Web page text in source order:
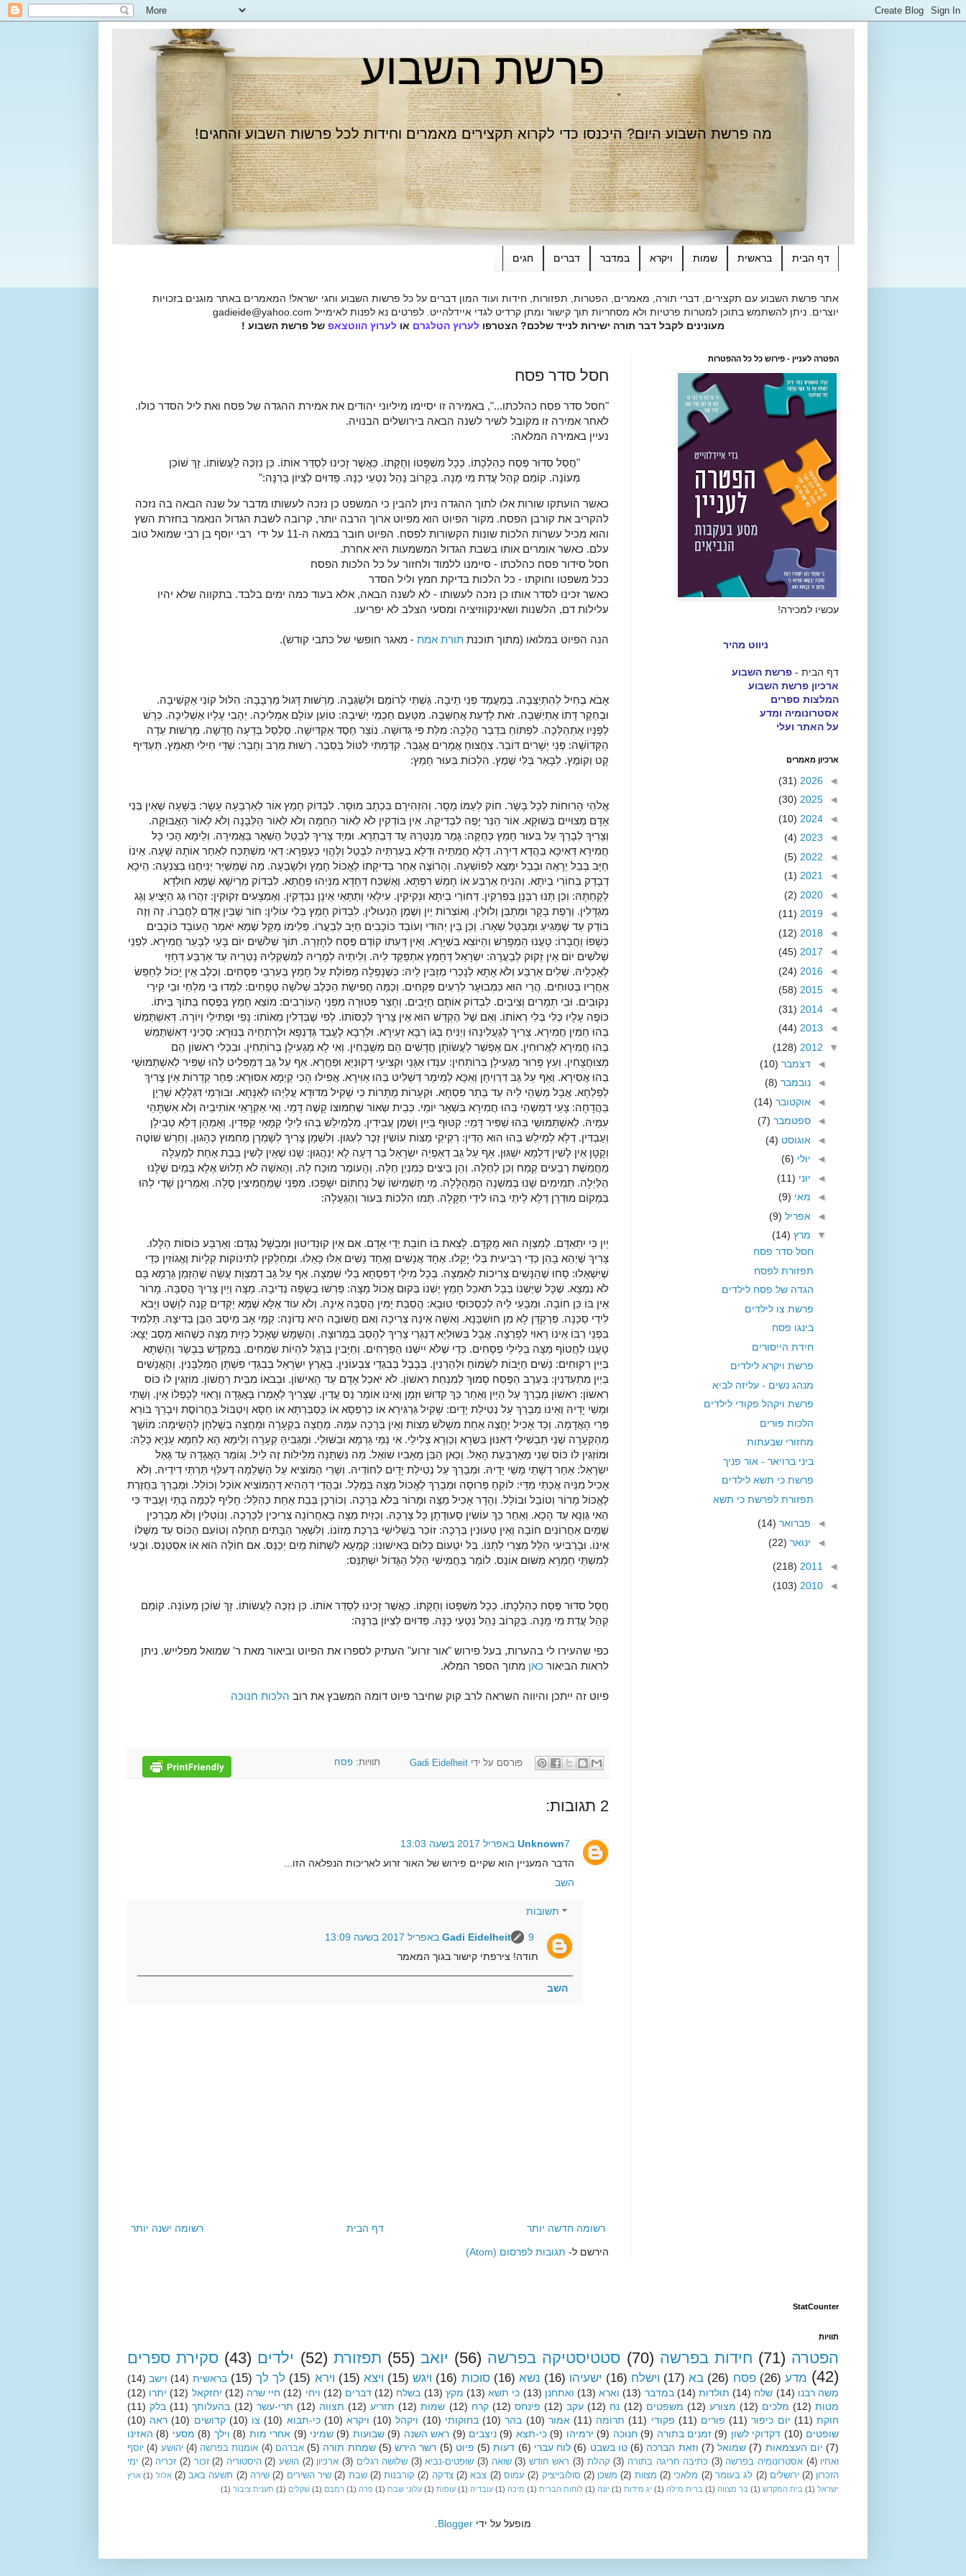
פרשת השבוע
מה פרשת השבוע היום? היכנסו כדי לקרוא תקצירים מאמרים וחידות לכל פרשות השבוע והחגים!
דף הבית בראשית שמות ויקרא במדבר דברים חגים
אתר פרשת השבוע עם תקצירים, דברי תורה, מאמרים, הפטרות, תפזורות, חידות ועוד המון דברים על כל פרשות השבוע וחגי ישראל! המאמרים באתר מוגנים בזכויות
יוצרים. ניתן להשתמש בתוכן למטרות פרטיות ולא מסחריות תוך קישור ומתן קרדיט לגדי איידלהייט. לפרטים נא לפנות לאימייל gadieide@yahoo.com
מעונינים לקבל דבר תורה ישירות לנייד שלכם? הצטרפו לערוץ הטלגרם או לערוץ הווטצאפ של פרשת השבוע !
חסל סדר פסח
"חסל סדר פסח כהלכתו...", באמירה זו יסיימו מיליוני יהודים את אמירת ההגדה של פסח ואת ליל הסדר כולו.
לאחר אמירה זו מקובל לשיר לשנה הבאה בירושלים הבנויה.
נעיין באמירה המלאה:
"חֲסַל סִדּוּר פֶּסַח כְּהִלְכָתוֹ. כְּכָל מִשְׁפָּטוֹ וְחֻקָּתוֹ. כַּאֲשֶׁר זָכִינוּ לְסַדֵּר אוֹתוֹ. כֵּן נִזְכֶּה לַעֲשׂוֹתוֹ. זָךְ שׁוֹכֵן
מְעוֹנָה. קוֹמֵם קְהַל עֲדַת מִי מָנָה. בְּקָרוֹב נַהֵל נִטְעֵי כַנָּה. פְּדוּיִם לְצִיּוֹן בְּרִנָּה:"
כאשר הועתקו שורות אלו לתוך ההגדה ניתן להבין כי המשפט כן נזכה לעשותו מדבר על שנה הבאה בה נזכה
להקריב את קורבן הפסח. מקור הפיוט הוא מפיוט ארוך הרבה יותר, קרובה לשבת הגדול הנאמר בחזרת השץ
והוא מכיל עשרות הלכות שונות הקשורות לפסח. הפיוט חובר במאה ה-11 על ידי רבי יוסף בן רבי שמואל טוב
עלם. כאשר אומרים אותו בשבת הגדול המשמעות היא אחרת.
חסל סידור פסח כהלכתו - סיימנו ללמוד ולחזור על כל הלכות הפסח
ככל משפטו וחוקתו - כל הלכות בדיקת חמץ וליל הסדר
כאשר זכינו לסדר אותו כן נזכה לעשותו - לא לשנה הבאה, אלא בעוד כמה ימים בלבד. בתקווה שלא יהיו
עלילות דם, הלשנות ושאינקווזיציה ומסעי הצלב לא יפריעו.
הנה הפיוט במלואו (מתוך תוכנת תורת אמת - מאגר חופשי של כתבי קודש).
אָבֹא בְחִיל לְהִתְיַצְּבָה. בְּמַעֲמַד פְּנֵי תֵיבָה. גַּשְׁתִּי לְרוֹמֵם וּלְשַׂגְּבָה. מֵרְשׁוּת דָּגוּל מֵרְבָבָה: הִלּוּל קוֹנִי אַקְשִׁיבָה.
וּבְחֵקֶר דָּתוֹ אֶתְיַשְּׁבָה. זֹאת לָדַעַת אֲחַשְּׁבָה. מִטַּעַם חַכְמֵי יְשִׁיבָה: טוֹעֵן עוֹלָם אַמְלִיכָה. יְהָבִי עָלָיו אַשְׁלִיכָה. כְּרָשׁ
לְפָנָיו אֶתְהַלְּכָה. לִפְתּוֹחַ בִּדְבַר הֲלָכָה: מִלַּת פִּי גְּדוּשָׁה. נוֹצֵר חֶסֶד אַקְדִּישָׁה. סַלְסֵל בְּדֵעָה חֲדָשָׁה. מֵרְשׁוּת עֵדָה
הַקְּדוֹשָׁה: פְּנֵי יְשָׁרִים דּוֹבֵר. צִחֲצוּחַ אֲמָרִים אֲגַבֵּר. קִדַמְתִּי לִטּוֹל בְּסֵבֶר. רְשׁוּת מֵרַב וְחָבֵר: שַׁדַּי חֵילִי תְּאַמֵּץ. תַּעְדִּיף
קָט וְקוֹמֶץ. לְבָאֵר בְּלִי שֶׁמֶץ. הִלְכוֹת בִּעוּר חָמֵץ:
אֱלֹהֵי הָרוּחוֹת לְכָל בָּשָׂר. חוֹק לְעַמּוֹ מָסָר. וְהִזְהִירָם בִּכְתָב מוּסָר. לִבְדּוֹק חָמֵץ אוֹר לְאַרְבָּעָה עָשָׂר: בְּשָׁעָה שֶׁאֵין בְּנֵי
אָדָם מְצוּיִים בְּשׁוּקָא. אוֹר הַנֵּר יָפֶה לִבְדִיקָה. אֵין בּוֹדְקִין לֹא לְאוֹר הַחַמָּה וְלֹא לְאוֹר הַלְּבָנָה וְלֹא לְאוֹר הָאֲבוּקָה.
וְצָרִיךְ לְבָרֵךְ עַל בִּעוּר חָמֵץ כְּחֻקָּה: גָּמַר מְנַטְּרֵהּ עַד דְּבַתְרָא. וּמִיַד צָרִיךְ לְבַטֵל הַשְׁאָר בַּאֲמִירָה. וְלֵימָא הָכִי כָּל
חֲמִירָא דְּאִיכָּא בַּהֲדָא דִירָה. דְּלָא חֲמִתֵּיהּ וּדְלָא בִעַרְתֵּיהּ לִבָּטֵל וְלֶהֱוֵי כְּעַפְרָא: דְּאִי מִשְׁתַּכַּח לְאַחַר אוֹתָהּ שָׁעָה. אֵינוֹ
חַיָּב בְּבַל יֵרָאֶה וּבְבַל יִמָּצֵא לְפוֹשְׁעָה. וְהָרוֹצֶה אַחַר בְּדִיקָתוֹ לֶאֱכוֹל חָמֵץ וּלְשָׂבְעָה. מַה שֶׁמְּשַׁיֵּר יַנִּיחֶנּוּ בְּצִנְעָה: הֵיכָא
דְבָדַק בְּחוֹרֵי בֵיתָא. וְהִנִיחַ אַרְבַּע אוֹ חָמֵשׁ רִפְתָּא. וְאַשְׁכַּח דְּחָדָא מִנַּיְהוּ פַּחֲתָא. לִבְדּוֹק מֵרֵישָׁא שֶׁמָּא חוּלְדָא
לְקָחַתָּהּ: וְכֵן תָּנוּ רַבָּנָן בְּפִרְקִין. דְּחוֹרֵי בֵיתָא וּנְקִיקִין. עִילָאֵי וְתַתָּאֵי אֵינָן נִבְדָּקִין. וְאֶמְצָעִים זְקוּקִין: זִהֲרוּ גַּג הַיָּצִיעַ וְגַג
מִגְדָּלִין. וְרֶפֶת בָּקָר וּמַתְבֵּן וְלוּלִין. וְאוֹצְרוֹת יַיִן וְשֶׁמֶן הַנְעוּלִין. לִבְדּוֹק חָמֵץ בְּלִי עוֹלִין: חוֹר שֶׁבֵּין אָדָם לַחֲבֵרוֹ. זֶה וְזֶה
בּוֹדֵק עַד שֶׁמַּגִיעַ וּמְבַטֵּל שְׁאָרוֹ. וְכֵן בֵּין יְהוּדִי וְעוֹבֵד כּוֹכָבִים חַיָּב לְבַעֲרוֹ. פְּלֵימוֹ מֵקַל שֶׁמָּא יֹאמַר הָעוֹבֵד כּוֹכָבִים
כְּשָׁפוֹ וַחֲבָרוֹ: טָעֲנוּ הַמְפָרֵשׁ וְהַיּוֹצֵא בִשְׁיָרָא. וְאֵין דַּעְתּוֹ קוֹדֶם פֶּסַח לְחָזְרָה. תּוֹךְ שְׁלֹשִׁים יוֹם בָּעֵי לְבָעֵר חֲמִירָא. לִפְנֵי
שְׁלֹשִׁים יוֹם אֵין זָקוּק לְבַעֲרָה: יִשְׂרָאֵל דְּחָמֵץ אִתְפַּקֵּד לֵיהּ. וְלֵיתֵיהּ לְמָרֵיהּ לְמִשְׁקְלֵיהּ נַטְרֵיהּ עַד אַרְבַּע דְּחָזֵי
לְאָכְלֵיהּ. שְׁלִים אַרְבַּע וְלֹא אָתָא לְנָכְרִי מְזַבִּין לֵיהּ: כְּשֶׁנָפְלָה מַפּוֹלֶת עַל חָמֵץ בְּעַרְבֵי פְּסָחִים. וְכֶלֶב אֵין יָכוֹל לְחַפֵּשׂ
אַחֲרָיו בְּטוּחִים. הֲרֵי הוּא כִּמְבוּעָר לְרֵעִים פִּקְחִים. וְכַמָּה חֲפִישַׂת הַכֶּלֶב שְׁלֹשָׁה טְפָחִים: לִמְּדוּ בֵּי מִלְחֵי וּבֵי קִירֵי
נְקוּבִים. וּבֵי תְמָרִים וְצִיבִים. לִבְדוֹק אוֹתָם חַיָּבִים. וְחָצֵר פְּטוּרָה מִפְּנֵי הָעוֹרְבִים: מוֹצֵא חָמֵץ בַּפֶּסַח בְּתוֹךְ בֵּיתוֹ.
כּוֹפֶה עָלָיו כֶּלִי בְּלִי רְאוֹתוֹ. וְאִם שֶׁל הֶקְדֵּשׁ הוּא אֵין צָרִיךְ לְכַסּוֹתוֹ. לְפִי שֶׁבְּדֵלִין מֵאוֹתוֹ: נָפֵי וּפַתִּילֵי וְיוֹרָה. דְּאִשְׁתַּמֵּשׁ
בְּהוּ חַמִּין חֲמִירָא. צָרִיךְ לְגַעֲלִינְהוּ וְיַנִּיחַ בְּגוֹ רַבָּא זְעֵירָא. וּלְרַבָּא לֶעֱבַד גְּדַנְפָא וּלְרַתְחֵיהּ בְּנוּרָא: סַכִּינֵי דְּאִשְׁתַּמֵּשׁ
בְּהוּ חֲמִירָא לַאֲרוּחִין. אִם אֶפְשַׁר לַעֲשׂוֹתָן חֲדָשִׁים הֵם מְשֻׁבָּחִין. וְאִי לָא מַגְעִילָן בְּרוֹתְחִין. וּבִכְלִי רִאשׁוֹן הֵם
מְצוּחֲצָחִין. וְעֵץ פָּרוּר מַגְעִילָן בְּרוֹתְחִין: עִנְּדוּ אַגָּנֵי וּקְצִיעֵי דְקוּנְיָא וּפַחֲרָא. אַף עַל גַּב דְּמַפְלִיט לְהוּ שַׁפִּיר לְאִשְׁתַּמּוּשֵׁי
בְהוּ אֲסִירָא. וְאַף עַל גַּב דִּרְוִיחָן וְאִכָּא לְמֵימָר דְּשַׁלִּיט בְּהוּ אַוִּירָא. אֲפִילוּ הָכִי קַיְמָא אִסּוּרָא: פְּחַר קְדֵרוֹת אֵין צָרִיךְ
לְפַלְחָא. אֲבָל מַשְׁהֵי לֵיהּ עַד בָּתַר פִּסְחָא. וּקְעָרוֹת מֻתָּרוֹת כִּי שָׁקִיל מִדּוּדָא עֲלַיְהוּ לְאַנָּחָא. וּבוּרְמֵי דִּגְלָלָא שַׁרְיָן
בַּהֲדָחָה: צָעֵי דְמַשְׁהֵי בְּהוּ חֲמִירָא בִּשְׁאָר יוֹמֵי. כְּבֵית שְׂאוֹר שֶׁחִמּוּצוֹ קָשֶׁה דָּמֵי. וְאִי אַקְרָאֵי אוֹתִיבֵיהּ וְלֹא אִשְׁתָּהֵי
עִמֵּיהּ. לְאִשְׁתַּמּוּשֵׁי בְּהוּ שַׁפִּיר דָּמֵי: קִטּוּף בְּיַיִן וְשֶׁמֶן עֲבִידִין. מִלְמֵילַשׁ בְּהוּ לֵילֵי קַמָּאֵי קַפְּדִין. וְאַמְהָן דְּלָא טְבִילָן
וְעַבְדִּין. דְלָא לְמֵילַשׁ בְּהוּ הוּא הַדִּין: רְקִיקֵי מַצּוֹת עוֹשִׂין זֵכֶר לְעִגּוּן. וְלִשְׁמָן צָרִיךְ לְשָׁמְרָן מֵחִמּוּץ כְּהָגוּן. וְחֵרֵשׁ שׁוֹטֶה
וְקָטָן אֵין לָשִׁין דִּלְמָא יִשְׁגּוּן. אַף עַל גַּב דְאַפְיֵה יִשְׂרָאֵל בַּר דֵּעָה לָא יְנַהֲגוּן: שָׁנוּ שֶׁאֵין לָשִׁין בְּבַת אַחַת לְמַעְלָה
מֵחֲמֵשֶׁת רְבָעִים קֶמַח וְכֵן לְחַלָּה. וְהֵן בֵּיצִים כְּמִנְיַן חַלָּה. וְהָעוֹמֶר מוּכַח לָהּ. וְהָאִשָׁה לֹא תָלוּשׁ אֶלָא בְּמַיִם שֶׁלָּנוּ
הַלַּיְלָה. תְּמִימִים שָׁנוּ בְּמִשְׁנָה הַמְּהֻלָּלָה. מֵי תַּשְׁמִישׁוֹ שֶׁל נַחְתּוֹם יִשָּׁפֵכוּ. מִפְּנֵי שֶׁמַּחֲמִיצִין סֶלָה. וְאַמְרִינָן שָׁדֵי לְהוּ
בְּמָקוֹם מוּדְרָן דְּלָא לֵיתֵי בְּהוּ לִידֵי תַקָּלָה. תַּמוּ הִלְכוֹת בִּעוּר וְהַגְעָלָה:
יַיִן כִּי יִתְאַדָּם. לְמִצְוָה הוּא מֻקְדָּם. לָצֵאת בּוֹ חוֹבַת יְדֵי אָדָם. אִם אַיִן קוּנְדִיטוּן וּמְבֻשָּׁל נֶגְדָּם: וְאַרְבַּע כּוֹסוֹת הַלָּלוּ.
צָרִיךְ שֶׁיְהֵא בָהֵן כְּדֵי רְבִיעִית בְּלִי יָקֵלוּ. אֶחָד אֲנָשִׁים וְאֶחָד נָשִׁים אֵלּוּ כָּאֵלּוּ. וּמְחַלְּקִין לְתִינוֹקוֹת קְלָיוֹת וֶאֱגוֹזִין כְּדֵי
שֶׁיִּשְׁאָלוּ: סָחוּ שֶׁהַנָּשִׁים צְרִיכוֹת לְאַמְּצָה. בְּכָל מִילֵי דְפִּסְחָא בְּלִי שִׁמְצָה. אַף עַל גַּב דְמִצְוַת עֲשֵׂה שֶׁהַזְמַן גְּרָמָא בָּם
לֹא נִמְצָא. שֶׁכָּל שֶׁיֶּשְׁנוֹ בְּבַל תֹּאכַל חָמֵץ יֶשְׁנוֹ בְּקוּם אֱכוֹל מַצָּה: פֵּרְשׁוּ בְשָׂפָה נְדִיבָה. מַצָּה וְיַיִן צָרִיךְ הֲסֵבָּה. מָרוֹר
אֵין בּוֹ כֵּן חוֹבָה. וּמִבָּעֵי לֵיהּ לְכַסְכּוּסֵי טוּבָא: הֲסֵבַּת יָמִין הֲסֵבָּהּ אֵינָהּ. וְלֹא עוֹד אֶלָּא שֶׁמָּא יַקְּדִים קָנֶה לְוֵשֶׁט וְיָבֹא
לִידֵי סַכָּנָה. פְּרַקְדָּן לָא מִן חוּשְׁבָּנָא. וְאִשָּׁה אֵינָהּ צְרִיכָה וְאִם חֲשׁוּבָה הִיא נְדוֹנָה: קַמֵּי אָב מֵיסַב הַבֵּן בְּדִיצָה. תַּלְמִיד
בִּפְנֵי רַבּוֹ אֵינוֹ רָאוּי לְפָרְצָה. אֲבָל בְּשׁוּלְיָא דְנַגְרֵי צָרִיךְ לְהָסֵב בִּמְרוּצָה. וְהַשַּׁמָּשׁ שֶׁאָכַל כְּזַיִת מַצָּה כְּשֶׁהוּא מֵסֵב יָצָא:
טָעֲנוּ לַחֲטוֹף מַצָּה בְּלֵילֵי פְסָחִים. כְּדֵי שֶׁלֹּא יִישְׁנוּ הַפְּרָחִים. וְחַיָּבִין בְּרֶגֶל לִהְיוֹת שְׂמֵחִים. בַּמִּקְדָּשׁ בְּבָשָׂר וְהַשְׁתָּא
בְּיֵין רִקּוּחִים: נָשִׁים חַיָּבוֹת לִשְׂמוֹחַ וּלְהַרְנִין. בְּבָבֶל בְּבִגְדֵי צִּבְעוֹנִין. בְּאֶרֶץ יִשְׂרָאֵל בְּבִגְדֵי פִשְׁתָּן הַמְּלֻבָּנִין. וְהָאֲנָשִׁים
בְּיַיִן מִתְעַדְּנִין: בְּעֶרֶב הַפֶּסַח סָמוּךְ לְמִנְחַת רִאשׁוֹן. לֹא יֹאכַל אָדָם עַד הָאִישׁוֹן. וּבְבֹאוֹ מִבֵּית רַחֲשׁוֹן. מוֹזְגִין לוֹ כּוֹס
רִאשׁוֹן: רִאשׁוֹן מְבָרֵךְ עַל הַיַּיִן וְאַחַר כַּךְ קִדּוּשׁ וּזְמָן וְאֵינוֹ אוֹמֵר נֵס עֲדַיִן. שֶׁצָרִיךְ לְאָמְרוֹ בָּאֲגָדָה וְרָאוּי לְכָפְלוֹ אַיִן. וְשָׁתֵי
וּמָשֵׁי יָדֵיהּ וְאֵינוֹ מְבָרֵךְ עַל נְטִילַת יָדָיִם: שָׁקִיל גַּרְגִּירָא אוֹ כַרְפְּסָא אוֹ כֻּסְבַּרְתָּא אוֹ חַסָא וְיִטְבּוֹל בַּחֲרוֹסֶת וִיבָרֵךְ בּוֹרֵא
פְּרִי הָאֲדָמָה. וְכַד אָכִיל יֶחֱצֶה אַחַת מִשָׁלֹשׁ מַצוֹת וְאֵין בְּרָכָה עִמָּהּ. מַחֲצָה בִקְעָרָה וּמַחֲצָה בְשֻׁלְחָן לְהָשִׂימָה: מוֹשֵׁךְ
מֵהַקְּעָרָה שְׁנֵי תַבְשִׁילֵי דְּאִנּוּן בִּשְׂרָא וְכַוְרָא צְלִילֵי. אִי נַמֵּי גַּרְמָא וּבִשּׁוּלֵי. וּמַגְבִּיהַּ קְעָרָה וְלֵימָא הָא לַחְמָא עַנְיָא כֻּלֵהּ:
וּמוֹזְגִין לוֹ כּוֹס שֵׁנִי מֵאַרְבַּעַת הָאֵל. וְכַאן הַבֵּן מֵאָבִיו שׁוֹאֵל. מַה נִּשְׁתַּנָּה מִלֵּילוֹת זֶה לֵיל. וְגוֹמֵר הָאֲגָדָה עַד גָּאַל
יִשְׂרָאֵל: אַחַר דְשָׁתֵי מָשֵׁי יָדֵיהּ. וּמְבָרֵךְ עַל נְטִילַת יָדָיִם לְחוֹדֵיהּ. וְשָׁרֵי הַמּוֹצִיא עַל הַשְּׁלֵמָה דְּעִלַּוֵּי תַּרְתֵּי דִידֵיהּ. וְלֹא
אָכִיל מִנֵּיהּ אֲכַתֵּי מִדֵּי: לוֹקֵחַ פְּרוּסָה וּמְבָרֵךְ לֶאֱכוֹל מַצָּה בְּמֶלֶל. וּבַהֲדֵי דְהַהִיא דְהַמּוֹצִיא אוֹכֵל וְכוֹלֵל. וּמְבָרֵךְ בַּחֲזֶרֶת
לֶאֱכוֹל מָרוֹר וְטוֹבֵל וּבוֹלֵל. וְהָדָר אָכִיל מַצָּה וּמָרוֹר בְּלֹא בְּרָכָה. וְכוֹרְכָן בְּבַת אַחַת כְּהִלֵּל: חָלִיף לְכַמָּה בָתֵּי וְעָבִיד כִּי
הַאי גַּוְנָא עַד הָכָא. וְאַחַר כַּךְ עוֹשִׂין סְעוּדָתָן כָּל צָרְכָּהּ. וְכַזַיִת מַצָּה בָּאַחֲרוֹנָה צְרִיכִין לְכָּרְכָה. וְנוֹטְלִין וְלֹא מְבָרְכִין
שֶׁמַּיִם אַחֲרוֹנִים חוֹבָה וְאֵין טְעוּנִין בְּרָכָה: זוֹכֵר בַּשְׁלִישִׁי בִּרְכַת מְזוֹנוֹ. וְלִשְׁאָר הַבָּתִּים תְּחִלָּה וְטוֹעֵם הַכּוֹס עַד מִשֶּׁלּוֹ
אֵינוֹ. וּבָרְבִיעִי הַלֵּל מִצְרִי לְתַנּוֹ. בַּל יִטְעוֹם כְּלוּם בְּאִישׁוּנוֹ: קִמְעָא לִשְׁתּוֹת מַיִם יְכַנֵּס. אִם חוֹלֶה הוּא אוֹ אִסְטְנֵס. וּבָעֵי
לְמִשְׁתֵּי חַמְרָא מִשּׁוּם אוֹנֵס. לוֹמַר בַּחֲמִישִׁי הַלֵּל הַגָּדוֹל יִשְׁתַּנֵּס:
חֲסַל סִדּוּר פֶּסַח כְּהִלְכָתוֹ. כְּכָל מִשְׁפָּטוֹ וְחֻקָּתוֹ. כַּאֲשֶׁר זָכִינוּ לְסַדֵּר אוֹתוֹ. כֵּן נִזְכֶּה לַעֲשׂוֹתוֹ. זָךְ שׁוֹכֵן מְעוֹנָה. קוֹמֵם
קְהַל עֲדַת מִי מָנָה. בְּקָרוֹב נַהֵל נִטְעֵי כַנָּה. פְּדוּיִם לְצִיּוֹן בְּרִנָּה:
כפי שהעירו לי בהערות, בעל פירוש "אור זרוע" העתיק לספרו את הפיוט וביאור מאת ר' שמואל מפלייש. ניתן
לראות הביאור כאן מתוך הספר המלא.
פיוט זה ייתכן והיווה השראה לרב קוק שחיבר פיוט דומה המשבץ את רוב הלכות חנוכה
פורסם על ידי Gadi Eidelheit תוויות:פסח
2 תגובות:
Unknown7 באפריל 2017 בשעה 13:03
הדבר המעניין הוא שקיים פירוש של האור זרוע לאריכות הנפלאה הזו...
השב
תשובות
Gadi Eidelheit
9 באפריל 2017 בשעה 13:09
תודה! צירפתי קישור בגוך המאמר
השב
רשומה חדשה יותר רשומה ישנה יותר דף הבית
הירשם ל- תגובות לפרסום (Atom)
הפטרה לעניין - פירוש כל כל ההפטרות
עכשיו למכירה!
ניווט מהיר
דף הבית - פרשת השבוע
ארכיון פרשת השבוע
המלצות ספרים
אסטרונומיה ומדע
על האתר ועלי
ארכיון מאמרים
◄
2026
(31)
◄
2025
(30)
◄
2024
(10)
◄
2023
(4)
◄
2022
(5)
◄
2021
(1)
◄
2020
(2)
◄
2019
(11)
◄
2018
(12)
◄
2017
(45)
◄
2016
(24)
◄
2015
(58)
◄
2014
(31)
◄
2013
(44)
▼
2012
(128)
◄ דצמבר (10)
◄ נובמבר (8)
◄ אוקטובר (14)
◄ ספטמבר (7)
◄ אוגוסט (4)
◄ יולי (6)
◄ יוני (11)
◄ מאי (9)
◄ אפריל (9)
▼ מרץ (14)
חסל סדר פסח
תפזורת לפסח
הגדה של פסח לילדים
פרשת צו לילדים
בינגו פסח
חידת הייסורים
פרשת ויקרא לילדים
מנהג נשים - עליזה לביא
פרשת ויקהל פקודי לילדים
הלכות פורים
מחזורי שבעתות
ביני ברויאר - אור פניך
פרשת כי תשא לילדים
תפזורת לפרשת כי תשא
◄ פברואר (14)
◄ ינואר (22)
◄
2011
(218)
◄
2010
(103)
StatCounter
תוויות
הפטרה (71) חידות בפרשה (70) סטטיסטיקה בפרשה (56) יואב (55) תפזורת (52) ילדים (43) סקירת ספרים
(42) מדע (26) פסח (26) בא (17) וישלח (16) ישעיהו (16) נשא (16) סוכות (16) ויגש (15) ויצא (15) וירא (15) לך לך (15) בראשית (14) וישב (14)
משה רבנו (14) שלח (14) תולדות (14) במדבר (13) וארא (13) ואתחנן (13) כי תשא (13) מקץ (13) בשלח (12) דברים (12) ויחי (12) חיי שרה (12) יחזקאל (12) יתרו (12)
מטות (12) מלכים (12) מצורע (12) משפטים (12) נח (12) עקב (12) פינחס (12) קרח (12) שמות (12) תזריע (12) תצווה (12) תרי-עשר (12) בהעלותך (11) בלק (11)
חוקת (11) יום כיפור (11) פורים (11) פקודי (11) תרומה (11) אמור (10) בהר (10) בחוקותי (10) ויקהל (10) ויקרא (10) כי-תבוא (10) צו (10) קדושים (10) ראה (10)
שופטים (10) דקדוקי לשון (9) זמנים בתורה (9) חנוכה (9) ירמיהו (9) כי-תצא (9) ניצבים (9) ראש השנה (9) שבועות (9) שמיני (9) אחרי מות (8) וילך (8) מסעי (8) האזינו
(7) יום העצמאות (7) שמואל (7) וזאת הברכה (6) טו בשבט (6) לוח עברי (6) דעות (5) פיוט (5) רשר הירש (5) שמחת תורה (5) אברהם (4) אומנות בפרשה (4) יהושע (4) יוסף
ואחיו (4) אסטרונומיה בפרשה (3) כתיבה חריגה בתורה (3) קהלת (3) ראש חודש (3) שואה (3) שופטים-נביא (3) שלושה רגלים (3) ארכיון (2) הושע (2) היסטוריה (2) זכור (2) זכריה (2) ימי
הזכרון (2) ירושלים (2) לג בעומר (2) מלאכי (2) מצוות (2) משכן (2) סולובייציק (2) עמוס (2) צבא (2) צדקה (2) קורבנות (2) שבת (2) שיר השירים (2) שירה (2) תשעה באב (2) אלול (1) ארץ
ישראל (1) בית המקדש (1) בר מצווה (1) ברית מילה (1) יג מידות (1) יונה (1) לוחות הברית (1) מיכה (1) עובדיה (1) עופות (1) עלוני שבת (1) פרה (1) רמבם (1) שקלים (1) תענית ציבור (1)
מופעל על ידי Blogger